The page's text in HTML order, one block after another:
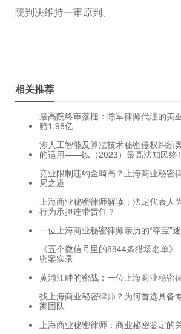
院判决维持一审原判。
相关推荐
最高院终审落槌：陈军律师代理的美
赔1.98亿
涉人工智能及算法技术秘密侵权纠纷
的适用——以（2023）最高法知民终
竞业限制违约金畸高？上海商业秘密
局之道
上海商业秘密律师解读：法定代表人
行为承担连带责任？
一位上海商业秘密律师亲历的“夺宝”
《五个微信号里的8844条猎场名单
密案实录
黄浦江畔的密战：一位上海商业秘密
找上海商业秘密律师？为何首选具备
家团队
上海商业秘密律师：商业秘密鉴定的